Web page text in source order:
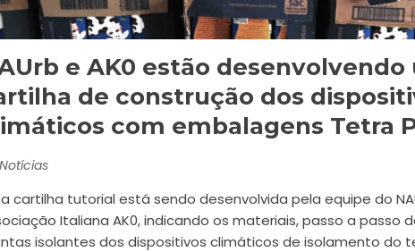
e AK0 estão desenvolvendo
de construção dos
com embalagens Tetra
Notícias
cartilha tutorial está sendo desenvolvida pela equipe do
Italiana AK0, indicando os materiais, passo a passo
isolantes dos dispositivos climáticos de isolamento do